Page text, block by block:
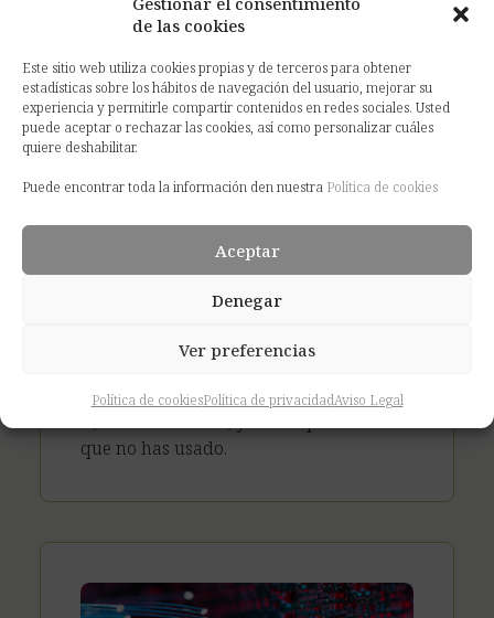
de las cookies
Este sitio web utiliza cookies propias y de terceros para obtener
estadísticas sobre los hábitos de navegación del usuario, mejorar su
experiencia y permitirle compartir contenidos en redes sociales. Usted
puede aceptar o rechazar las cookies, así como personalizar cuáles
quiere deshabilitar.
Puede encontrar toda la información den nuestra Política de cookies
Aceptar
Denegar
Ver preferencias
Política de cookiesPolítica de privacidadAviso Legal
AcumulaGigas
Los datos que no usas este mes se
siguiente. Tu bono de datos trabaja para
que no has usado.